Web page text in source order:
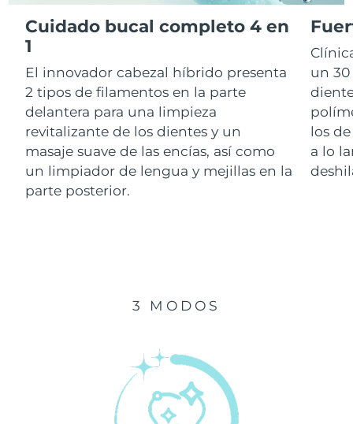
Cuidado bucal completo 4 en
1
El innovador cabezal híbrido presenta
2 tipos de filamentos en la parte
delantera para una limpieza
revitalizante de los dientes y un
masaje suave de las encías, así como
un limpiador de lengua y mejillas en la
parte posterior.
un
los
a lo
3 MODOS
RAE de Macao
(China)
Malasia Entrega prevista 8/15/26
Malta Entrega prevista 8/12/26
México Entrega prevista 8/16/26
Mónaco
Entrega prevista
Entrega prevista